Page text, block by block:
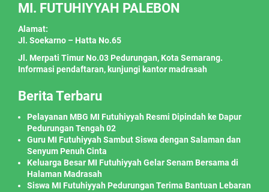
MI. FUTUHIYYAH PALEBON
Alamat:
Jl. Soekarno – Hatta No.65
Jl. Merpati Timur No.03 Pedurungan, Kota Semarang.
Informasi pendaftaran, kunjungi kantor madrasah
Berita Terbaru
Pelayanan MBG MI Futuhiyyah Resmi Dipindah ke Dapur
Pedurungan Tengah 02
Guru MI Futuhiyyah Sambut Siswa dengan Salaman dan
Senyum Penuh Cinta
Keluarga Besar MI Futuhiyyah Gelar Senam Bersama di
Halaman Madrasah
Siswa MI Futuhiyyah Pedurungan Terima Bantuan Lebaran